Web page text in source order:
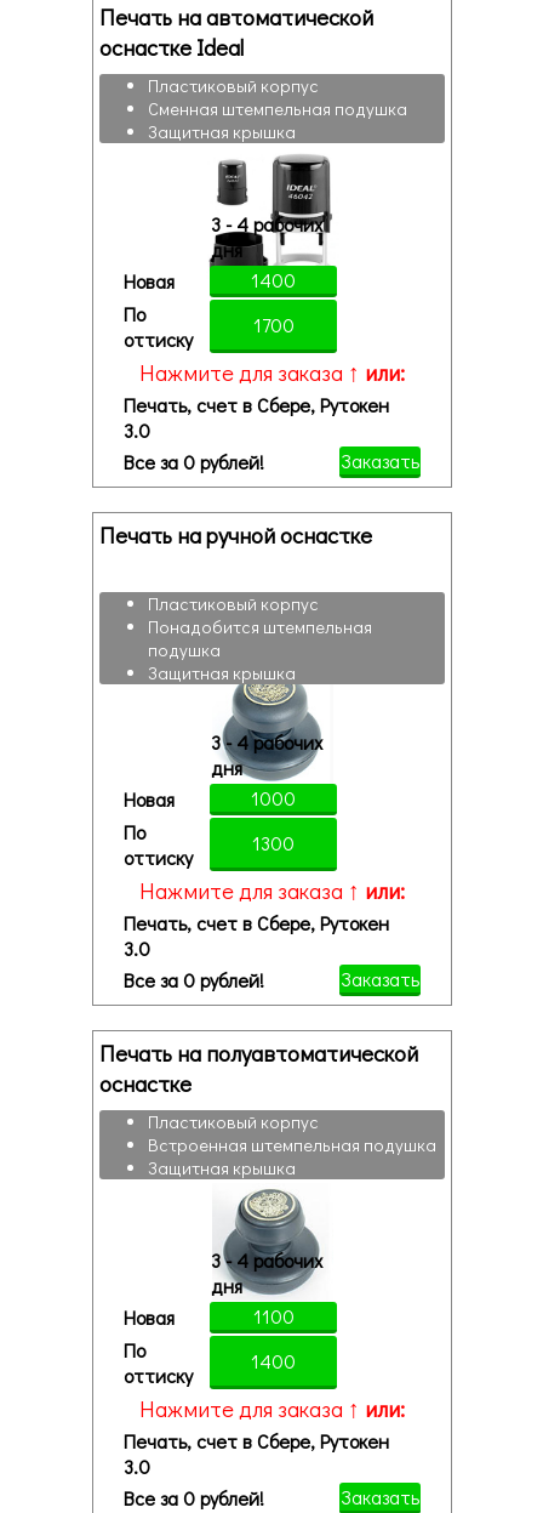
Печать на автоматической
оснастке Ideal
Пластиковый корпус
Сменная штемпельная подушка
Защитная крышка
3 - 4 рабочих
дня
Новая
1400
По
оттиску
1700
Нажмите для заказа ↑ или:
Печать, счет в Сбере, Рутокен
3.0
Все за 0 рублей!
Заказать
Печать на ручной оснастке
Пластиковый корпус
Понадобится штемпельная
подушка
Защитная крышка
3 - 4 рабочих
дня
Новая
1000
По
оттиску
1300
Нажмите для заказа ↑ или:
Печать, счет в Сбере, Рутокен
3.0
Все за 0 рублей!
Заказать
Печать на полуавтоматической
оснастке
Пластиковый корпус
Встроенная штемпельная подушка
Защитная крышка
3 - 4 рабочих
дня
Новая
1100
По
оттиску
1400
Нажмите для заказа ↑ или:
Печать, счет в Сбере, Рутокен
3.0
Все за 0 рублей!
Заказать